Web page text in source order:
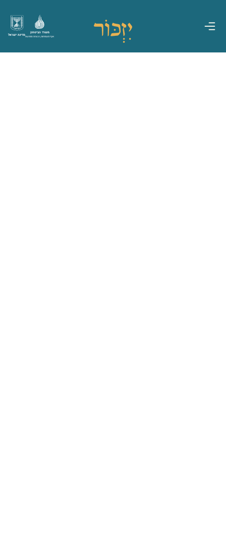
מדינת ישראל
משרד הביטחון
אגף משפחות, הנצחה ומורשת